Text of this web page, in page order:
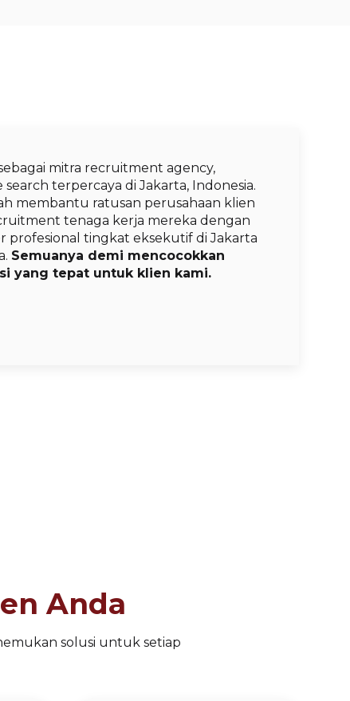
mitra recruitment agency,
terpercaya di Jakarta, Indonesia.
membantu ratusan perusahaan klien
tenaga kerja mereka dengan
profesional tingkat eksekutif di Jakarta
Semuanya demi mencocokkan
yang tepat untuk klien kami.
Anda
solusi untuk setiap